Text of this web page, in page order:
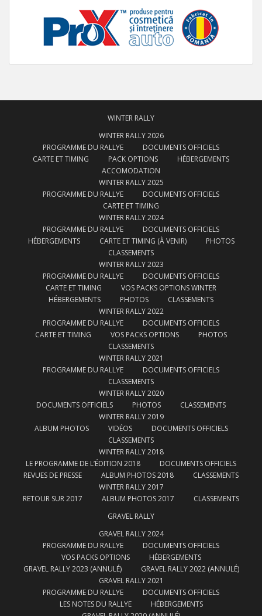
WINTER RALLY
WINTER RALLY 2026
PROGRAMME DU RALLYE
DOCUMENTS OFFICIELS
CARTE ET TIMING
PACK OPTIONS
HÉBERGEMENTS
ACCOMODATION
WINTER RALLY 2025
PROGRAMME DU RALLYE
DOCUMENTS OFFICIELS
CARTE ET TIMING
WINTER RALLY 2024
PROGRAMME DU RALLYE
DOCUMENTS OFFICIELS
HÉBERGEMENTS
CARTE ET TIMING (À VENIR)
PHOTOS
CLASSEMENTS
WINTER RALLY 2023
PROGRAMME DU RALLYE
DOCUMENTS OFFICIELS
CARTE ET TIMING
VOS PACKS OPTIONS WINTER
HÉBERGEMENTS
PHOTOS
CLASSEMENTS
WINTER RALLY 2022
PROGRAMME DU RALLYE
DOCUMENTS OFFICIELS
CARTE ET TIMING
VOS PACKS OPTIONS
PHOTOS
CLASSEMENTS
WINTER RALLY 2021
PROGRAMME DU RALLYE
DOCUMENTS OFFICIELS
CLASSEMENTS
WINTER RALLY 2020
DOCUMENTS OFFICIELS
PHOTOS
CLASSEMENTS
WINTER RALLY 2019
ALBUM PHOTOS
VIDÉOS
DOCUMENTS OFFICIELS
CLASSEMENTS
WINTER RALLY 2018
LE PROGRAMME DE L’ÉDITION 2018
DOCUMENTS OFFICIELS
REVUES DE PRESSE
ALBUM PHOTOS 2018
CLASSEMENTS
WINTER RALLY 2017
RETOUR SUR 2017
ALBUM PHOTOS 2017
CLASSEMENTS
GRAVEL RALLY
GRAVEL RALLY 2024
PROGRAMME DU RALLYE
DOCUMENTS OFFICIELS
VOS PACKS OPTIONS
HÉBERGEMENTS
GRAVEL RALLY 2023 (ANNULÉ)
GRAVEL RALLY 2022 (ANNULÉ)
GRAVEL RALLY 2021
PROGRAMME DU RALLYE
DOCUMENTS OFFICIELS
LES NOTES DU RALLYE
HÉBERGEMENTS